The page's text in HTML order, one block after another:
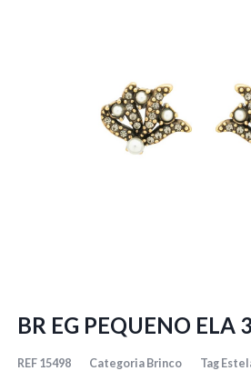
BR EG PEQUENO ELA
REF 15498 Categoria Brinco Tag